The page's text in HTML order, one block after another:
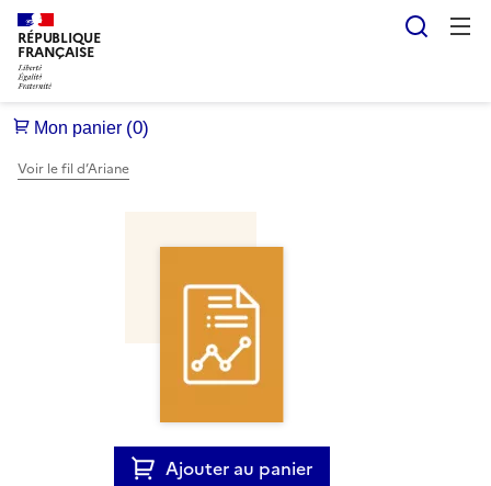
RÉPUBLIQUE
FRANÇAISE
Voir le fil d’Ariane
Ajouter au panier